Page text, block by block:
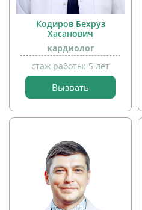
прием
детей
Кодиров Бехруз
Хасанович
кардиолог
стаж работы: 5 лет
Вызвать